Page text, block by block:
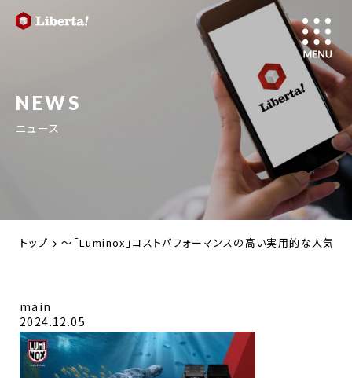
NEWS
ニュース
トップ ～「Luminox」コストパフォーマンスの高い実用的な人気
main
2024.12.05